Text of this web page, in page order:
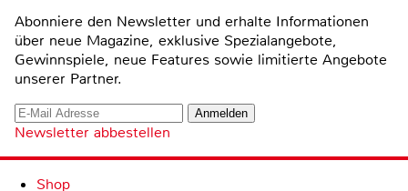
Abonniere den Newsletter und erhalte Informationen
über neue Magazine, exklusive Spezialangebote,
Gewinnspiele, neue Features sowie limitierte Angebote
unserer Partner.
Newsletter abbestellen
Shop